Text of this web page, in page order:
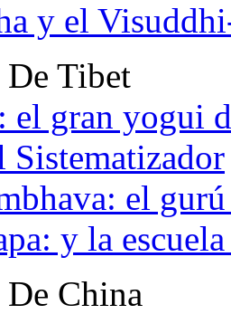
y el
De Tibet
el gran yogui
Sistematizador
el
y la
China